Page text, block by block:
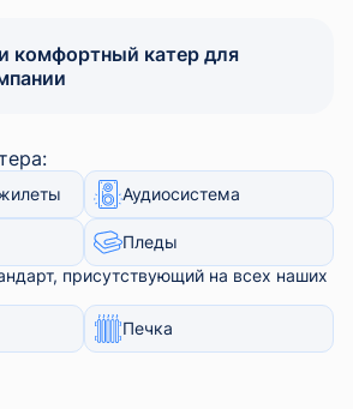
комфортный катер для
Аудиосистема
Пледы
присутствующий на всех наших
Печка